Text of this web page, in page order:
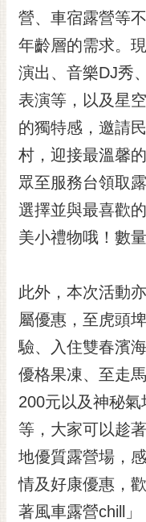
策
網
資
料
放
宣
告
市
府
交
置
營、車宿露營等
年齡層的需求。
演出、音樂DJ秀
表演等，以及星
的獨特感，邀請
村，迎接最溫馨
眾至服務台領取
選擇並與最喜歡
美小禮物哦！數
此外，本次活動
屬優惠，至虎頭
驗、入住雙春濱
優格果凍、至走
200元以及神秘
等，大家可以趁
地優質露營場，
情及好康優惠，
著風車露營chill」